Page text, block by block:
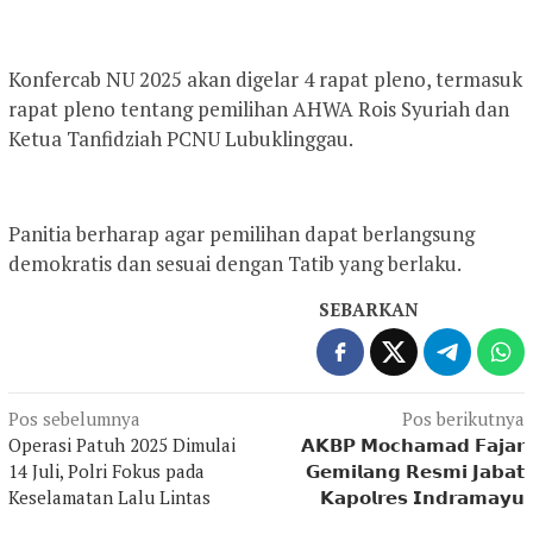
Konfercab NU 2025 akan digelar 4 rapat pleno, termasuk
rapat pleno tentang pemilihan AHWA Rois Syuriah dan
Ketua Tanfidziah PCNU Lubuklinggau.
Panitia berharap agar pemilihan dapat berlangsung
demokratis dan sesuai dengan Tatib yang berlaku.
SEBARKAN
Navigasi
pos
Pos sebelumnya
Operasi Patuh 2025 Dimulai
14 Juli, Polri Fokus pada
Keselamatan Lalu Lintas
Pos berikutnya
𝗔𝗞𝗕𝗣 𝗠𝗼𝗰𝗵𝗮𝗺𝗮𝗱 𝗙𝗮𝗷𝗮𝗿
𝗚𝗲𝗺𝗶𝗹𝗮𝗻𝗴 𝗥𝗲𝘀𝗺𝗶 𝗝𝗮𝗯𝗮𝘁
𝗞𝗮𝗽𝗼𝗹𝗿𝗲𝘀 𝗜𝗻𝗱𝗿𝗮𝗺𝗮𝘆𝘂